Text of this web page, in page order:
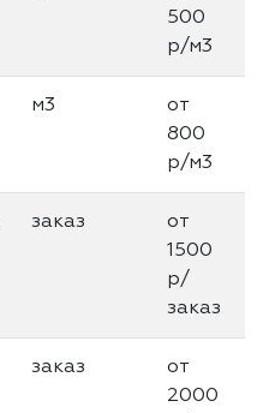
500
р/м3
м3
от
800
р/м3
заказ
от
1500
р/
заказ
заказ
от
2000